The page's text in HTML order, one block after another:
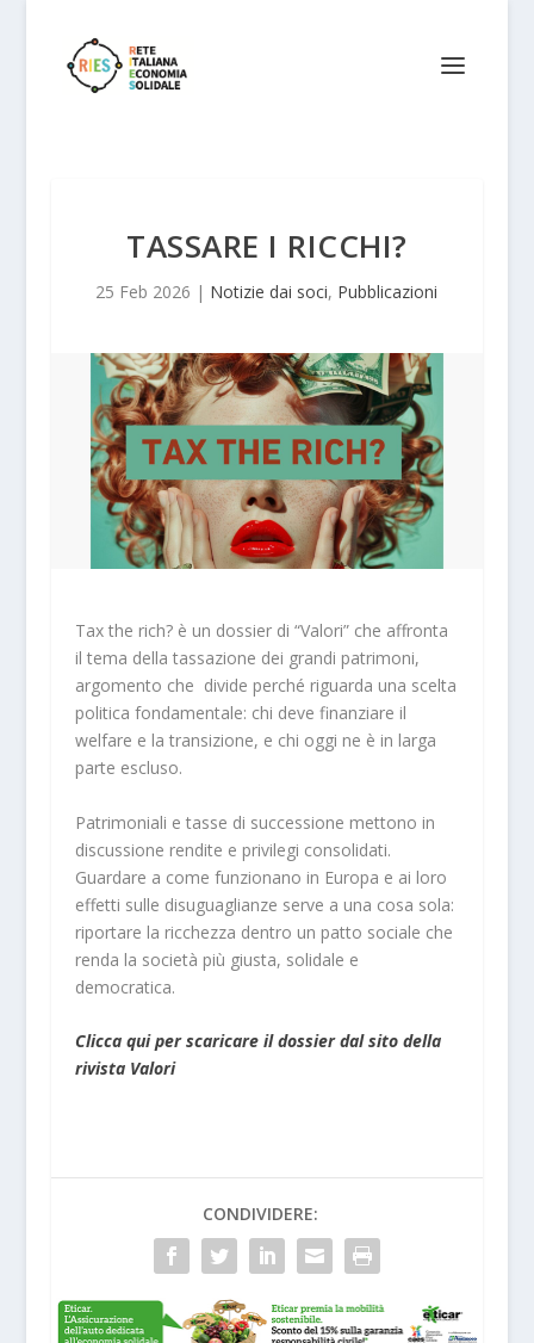
TASSARE I RICCHI?
25 Feb 2026 | Notizie dai soci, Pubblicazioni
Tax the rich? è un dossier di “Valori” che affronta
il tema della tassazione dei grandi patrimoni,
argomento che divide perché riguarda una scelta
politica fondamentale: chi deve finanziare il
welfare e la transizione, e chi oggi ne è in larga
parte escluso.
Patrimoniali e tasse di successione mettono in
discussione rendite e privilegi consolidati.
Guardare a come funzionano in Europa e ai loro
effetti sulle disuguaglianze serve a una cosa sola:
riportare la ricchezza dentro un patto sociale che
renda la società più giusta, solidale e
democratica.
Clicca qui per scaricare il dossier dal sito della
rivista Valori
CONDIVIDERE: